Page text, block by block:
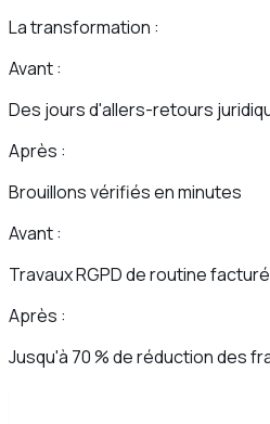
La transformation :
Avant :
Des jours d'allers-retours
Après :
Brouillons vérifiés en minutes
Avant :
Travaux RGPD de routine
Après :
Jusqu'à 70 % de réduction des